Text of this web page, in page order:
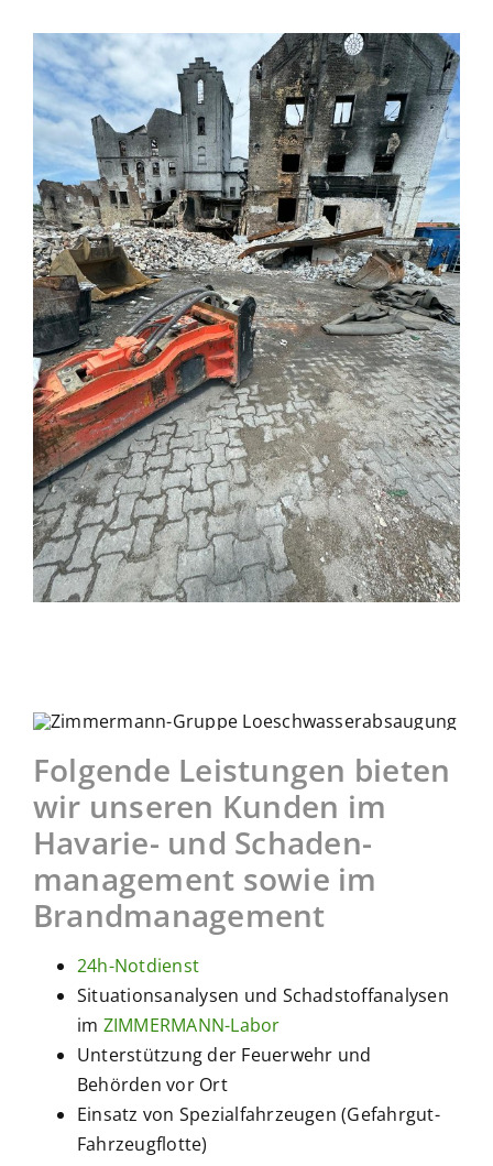
Folgende Leistungen bieten
wir unseren Kunden im
Havarie- und Schaden­
management sowie im
Brand­management
24h-Notdienst
Situationsanalysen und Schadstoffanalysen
im ZIMMERMANN-Labor
Unterstützung der Feuerwehr und
Behörden vor Ort
Einsatz von Spezialfahrzeugen (Gefahrgut-
Fahrzeugflotte)